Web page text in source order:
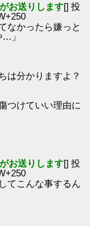
お送りします[] 投
なかったら嫌っと
」
分かりますよ？
つけていい理由に
お送りします[] 投
てこんな事するん